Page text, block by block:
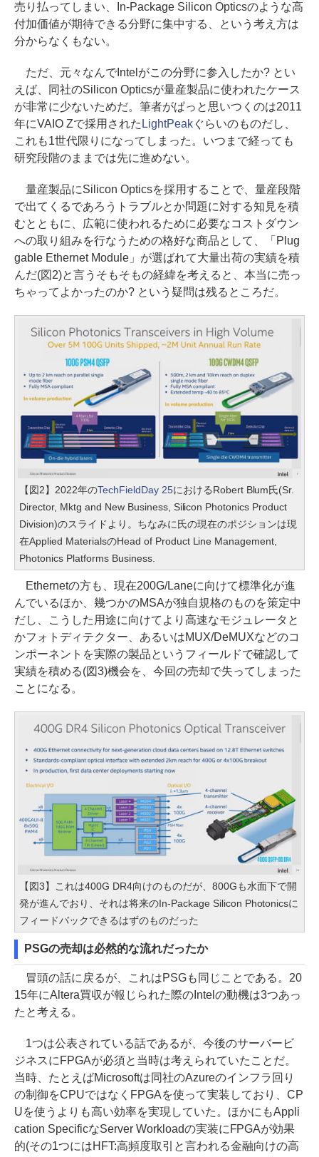
売り払ってしまい、In-Package Silicon Opticsのような高
付加価値が期待できる分野に集中する、という考え方は
分からなくもない。
ただ、元々なんでIntelがこの分野に参入したか? とい
えば、同社のSilicon Opticsが量産製品に使われたケース
が非常に少ないためだ。筆者がぱっと思いつくのは2011
年にVAIO Zで採用された LightPeakぐらいのものだし、
これも1世代限りになってしまった。いつまで経っても
研究段階のままでは先に進めない。
量産製品にSilicon Opticsを採用することで、量産段階
で出てくるであろうトラブルとか問題に対する知見を積
むとともに、広範に使われるために必要なコストダウン
への取り組みを行なうための格好な商品として、「Plug
gable Ethernet Module」が選ばれて大量出荷の実績を積
んだ(図2)と言うそもそもの経緯を考えると、本当に売っ
ちゃってよかったのか? という疑問は残るところだ。
【図2】2022年のTechFieldDay 25におけるRobert Blum氏(Sr.
Director, Mktg and New Business, Silicon Photonics Product
Division)のスライドより。ちなみに氏の現在のポジションは現
在Applied MaterialsのHead of Product Line Management,
Photonics Platforms Business.
Ethernetの方も、現在200G/Laneに向けて標準化が進
んでいるほか、幾つかのMSAが独自規格のものを策定中
だし、こうした用途に向けてより高速なモジュレータと
かフォトディテクター、あるいはMUX/DeMUXなどのコ
ンポーネントを実際の製品というフィールドで確認して
実績を積める(図3)機会を、今回の売却で失ってしまった
ことになる。
【図3】これは400G DR4向けのものだが、800Gも水面下で開
発が進んでおり、それは将来のIn-Package Silicon Photonicsに
フィードバックできるはずのものだった
PSGの売却は必然的な流れだったか
冒頭の話に戻るが、これはPSGも同じことである。20
15年にAltera買収が報じられた際のIntelの動機は3つあっ
たと考える。
1つは公表されている話であるが、今後のサーバービ
ジネスにFPGAが必須と当時は考えられていたことだ。
当時、たとえばMicrosoftは同社のAzureのインフラ回り
の制御をCPUではなくFPGAを使って実装しており、CP
Uを使うよりも高い効率を実現していた。ほかにもAppli
cation SpecificなServer Workloadの実装にFPGAが効果
的(その1つにはHFT:高頻度取引と言われる金融向けの高